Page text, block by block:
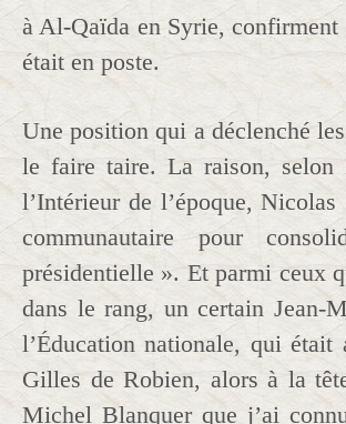
à Al-Qaïda en Syrie, confirment
était en poste.
Une position qui a déclenché
le faire taire. La raison, selon
l’Intérieur de l’époque,
communautaire pour
présidentielle ». Et parmi ceux
dans le rang, un certain
l’Éducation nationale, qui
Gilles de Robien, alors à la
Michel Blanquer que j’ai